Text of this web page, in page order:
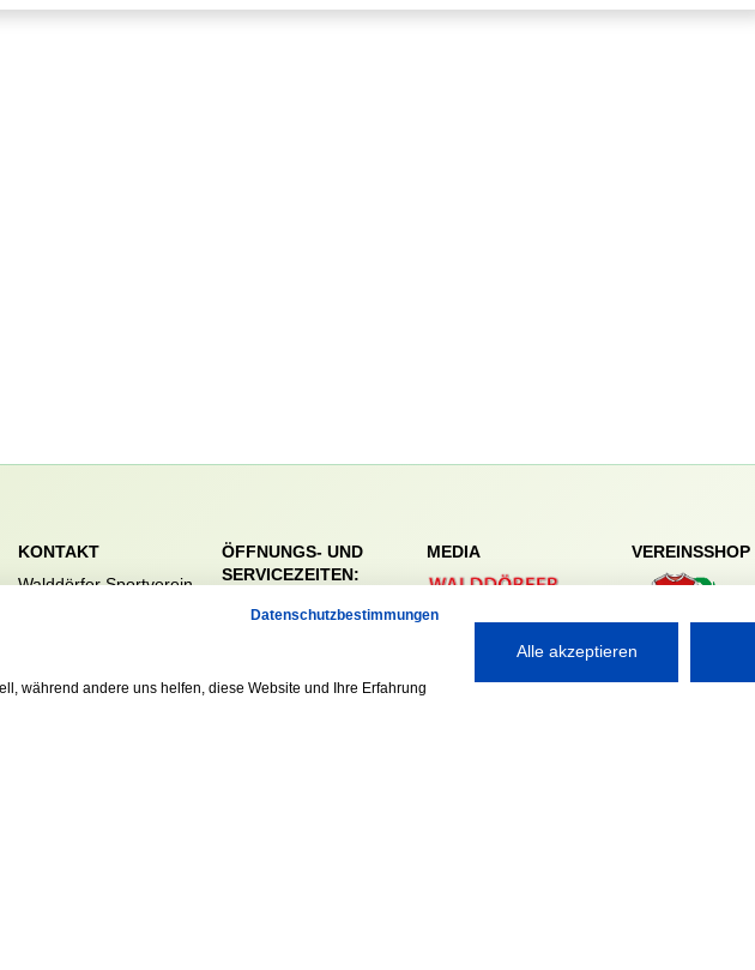
Datenschutzbestimmungen
während andere uns helfen, diese Website und Ihre Erfahrung
Alle akzeptieren
KONTAKT
Walddörfer Sportverein
info@walddoerfer-
ÖFFNUNGS- UND
SERVICEZEITEN:
Mo. – Fr. 8:00 – 22:00
Uhr
MEDIA VEREINSSHOP
Nordsport.store